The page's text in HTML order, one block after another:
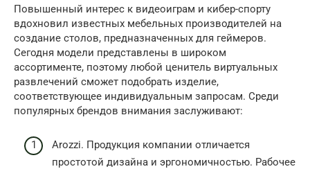
Повышенный интерес к видеоиграм и кибер-спорту
вдохновил известных мебельных производителей на
создание столов, предназначенных для геймеров.
Сегодня модели представлены в широком
ассортименте, поэтому любой ценитель виртуальных
развлечений сможет подобрать изделие,
соответствующее индивидуальным запросам. Среди
популярных брендов внимания заслуживают:
Arozzi. Продукция компании отличается
простотой дизайна и эргономичностью. Рабочее